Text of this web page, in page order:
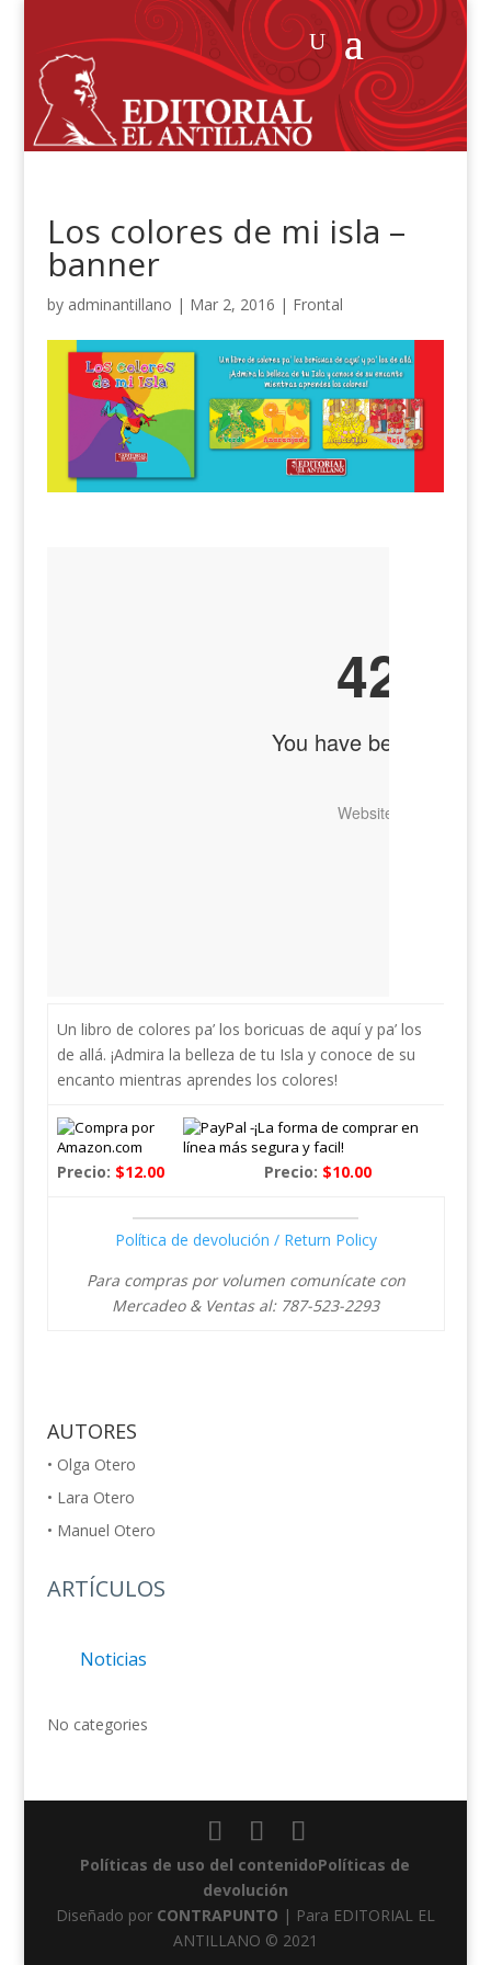
Los colores de mi isla –
banner
by adminantillano | Mar 2, 2016 | Frontal
Un libro de colores pa’ los boricuas de aquí y pa’ los
de allá. ¡Admira la belleza de tu Isla y conoce de su
encanto mientras aprendes los colores!
Precio: $12.00 Precio: $10.00
Política de devolución / Return Policy
Para compras por volumen comunícate con
Mercadeo & Ventas al: 787-523-2293
AUTORES
• Olga Otero
• Lara Otero
• Manuel Otero
ARTÍCULOS
Noticias
No categories
Políticas de uso del contenidoPolíticas de
devolución
Diseñado por CONTRAPUNTO | Para EDITORIAL EL
ANTILLANO © 2021